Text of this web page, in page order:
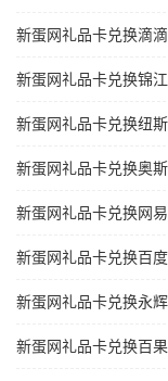
新蛋网礼品卡兑换滴
新蛋网礼品卡兑换锦
新蛋网礼品卡兑换纽
新蛋网礼品卡兑换奥
新蛋网礼品卡兑换网
新蛋网礼品卡兑换百
新蛋网礼品卡兑换永
新蛋网礼品卡兑换百